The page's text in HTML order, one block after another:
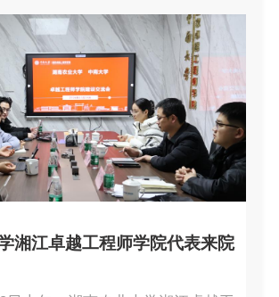
学岳麓山校区科教南楼506召开
生会议。中国工程院院士、学院院
院副院长陈爱良、党委副书记朱忠
管理人员出席会议，2025级全体研
议由副院长陈爱良主持。赵中伟院
与行业前沿，以恳切之言为学生
，并就...
湘江卓越工程师学院代表来院